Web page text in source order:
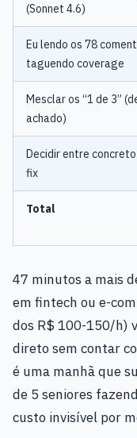
(Sonnet 4.6)
Eu lendo os 78
taguendo coverage
Mesclar os “1 de 3”
achado)
Decidir entre
fix
Total
47 minutos a mais
em fintech ou e-
dos R$ 100-150/h)
direto sem contar
é uma manhã que
de 5 seniores
custo invisível por